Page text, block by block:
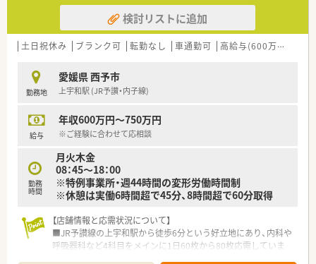
検討リストに追加
土日祝休み ブランク可 転勤なし 車通勤可 高給与(600万円以上)
勤務地
愛媛県 西予市
上宇和駅 (JR予讃・内子線)
給与
年収600万円～750万円
※ご経験に合わせて応相談
勤務
時間
月火木金
08：45～18：00
※特例事業所・週44時間の変形労働時間制
※休憩は実働6時間超で45分、8時間超で60分取得
【店舗情報と応需状況について】
■JR予讃線の上宇和駅から徒歩6分という好立地にあり、内科や
呼吸器科など4科目をメインに1日60枚から80枚応需していま